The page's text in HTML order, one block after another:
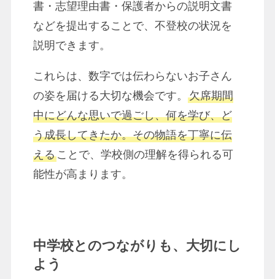
書・志望理由書・保護者からの説明文書
などを提出することで、不登校の状況を
説明できます。
これらは、数字では伝わらないお子さん
の姿を届ける大切な機会です。 欠席期間
中にどんな思いで過ごし、何を学び、ど
う成長してきたか。その物語を丁寧に伝
えることで、学校側の理解を得られる可
能性が高まります。
中学校とのつながりも、大切にし
よう